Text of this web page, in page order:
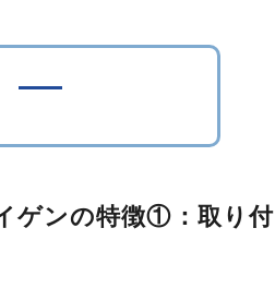
ゲンの特徴①：取り付